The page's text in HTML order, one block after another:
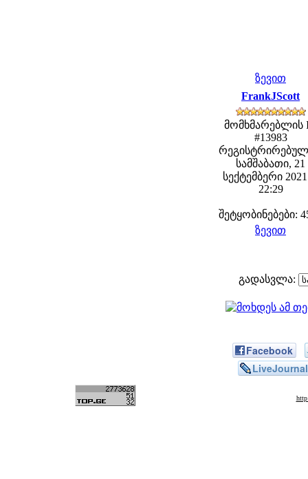
ზევით
FrankJScott
მომხმარებლის
#13983
სამშაბათი, 21
სექტემბერი
22:29
შეტყობინებები:
ზევით
გადასვლა:
Facebook
LiveJournal